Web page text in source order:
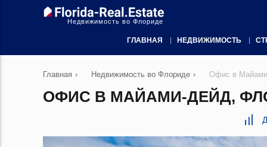
Недвижимость во Флориде
ГЛАВНАЯ НЕДВИЖИМОСТЬ
Главная › Недвижимость во Флориде › Офис в
ОФИС В МАЙАМИ-ДЕЙД,